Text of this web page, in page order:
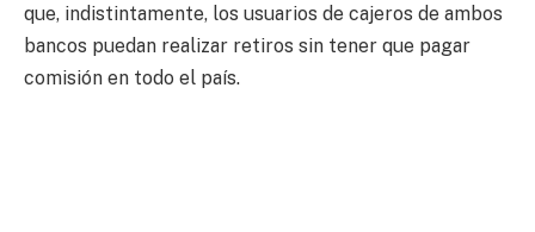
que, indistintamente, los usuarios de cajeros de ambos
bancos puedan realizar retiros sin tener que pagar
comisión en todo el país.